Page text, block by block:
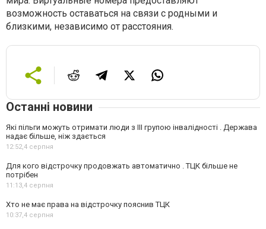
возможность оставаться на связи с родными и
близкими, независимо от расстояния.
Останні новини
Які пільги можуть отримати люди з III групою інвалідності . Держава
надає більше, ніж здається
12:52,4 серпня
Для кого відстрочку продовжать автоматично . ТЦК більше не
потрібен
11:13,4 серпня
Хто не має права на відстрочку пояснив ТЦК
10:37,4 серпня